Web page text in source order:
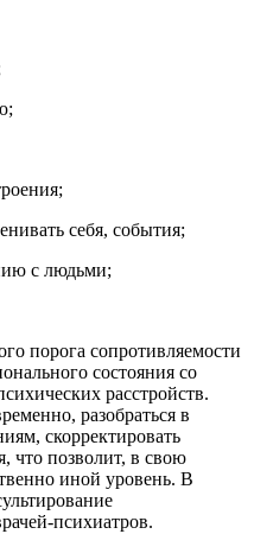
себя, события;
с людьми;
порога сопротивляемости
состояния со
расстройств.
разобраться в
скорректировать
что позволит, в свою
иной уровень. В
психиатров.